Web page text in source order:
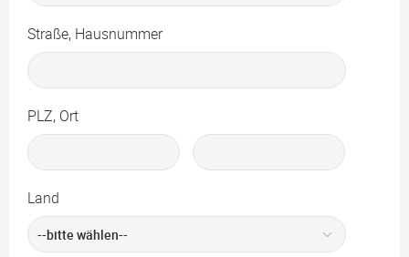
Straße, Hausnummer
PLZ, Ort
Land